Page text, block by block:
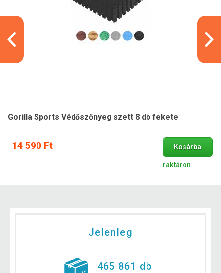
Gorilla Sports Védőszőnyeg szett 8 db fekete
14 590 Ft Kosárba
raktáron
Jelenleg
465 861 db